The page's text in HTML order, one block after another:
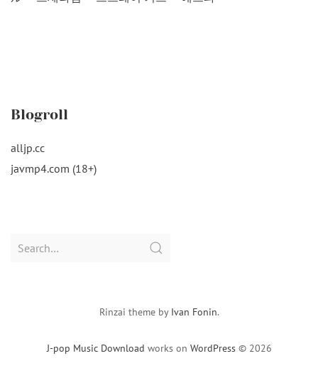
Blogroll
alljp.cc
javmp4.com (18+)
Search
J-pop Music Download works on WordPress © 2026
Rinzai theme by Ivan Fonin.